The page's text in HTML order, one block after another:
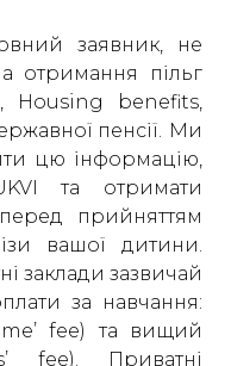
заявник, не
отримання пільг
Housing benefits,
пенсії. Ми
цю інформацію,
та отримати
прийняттям
вашої дитини.
заклади зазвичай
за навчання:
fee) та вищий
fee). Приватні